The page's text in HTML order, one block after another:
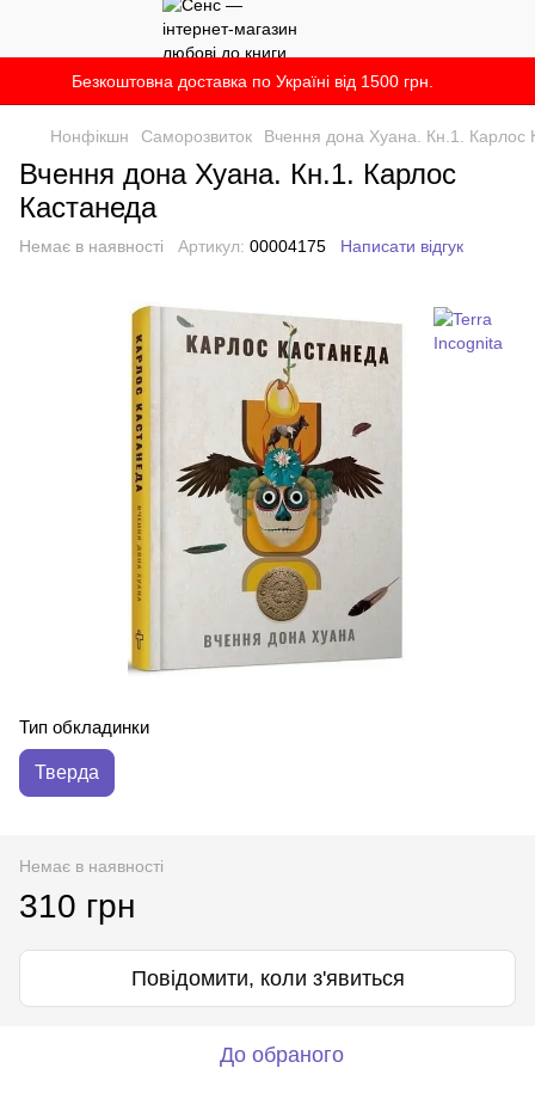
Безкоштовна доставка по Україні від 1500 грн.
Нонфікшн Саморозвиток Вчення дона Хуана. Кн.1. Карлос
Вчення дона Хуана. Кн.1. Карлос
Кастанеда
Немає в наявності Артикул: 00004175 Написати відгук
Тип обкладинки
Тверда
Немає в наявності
310 грн
Повідомити, коли з'явиться
До обраного